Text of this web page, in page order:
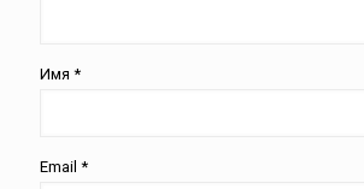
Имя *
Email *